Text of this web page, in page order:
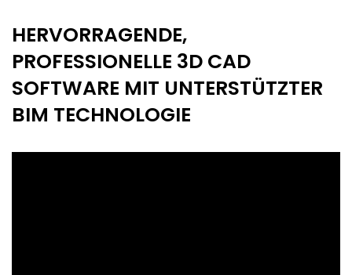
HERVORRAGENDE,
PROFESSIONELLE 3D CAD
SOFTWARE MIT UNTERSTÜTZTER
BIM TECHNOLOGIE